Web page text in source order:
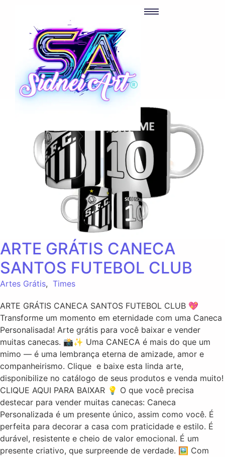
ARTE GRÁTIS CANECA
SANTOS FUTEBOL CLUB
Artes Grátis, Times
ARTE GRÁTIS CANECA SANTOS FUTEBOL CLUB 💖
Transforme um momento em eternidade com uma Caneca
Personalisada! Arte grátis para você baixar e vender
muitas canecas. 📸✨ Uma CANECA é mais do que um
mimo — é uma lembrança eterna de amizade, amor e
companheirismo. Clique e baixe esta linda arte,
disponibilize no catálogo de seus produtos e venda muito!
CLIQUE AQUI PARA BAIXAR 💡 O que você precisa
destecar para vender muitas canecas: Caneca
Personalizada é um presente único, assim como você. É
perfeita para decorar a casa com praticidade e estilo. É
durável, resistente e cheio de valor emocional. É um
presente criativo, que surpreende de verdade. 🖼️ Com